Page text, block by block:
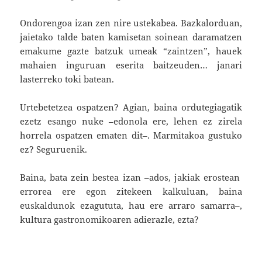
Ondorengoa izan zen nire ustekabea. Bazkalorduan,
jaietako talde baten kamisetan soinean daramatzen
emakume gazte batzuk umeak “zaintzen”, hauek
mahaien inguruan eserita baitzeuden… janari
lasterreko toki batean.
Urtebetetzea ospatzen? Agian, baina ordutegiagatik
ezetz esango nuke –edonola ere, lehen ez zirela
horrela ospatzen ematen dit–. Marmitakoa gustuko
ez? Seguruenik.
Baina, bata zein bestea izan –ados, jakiak erostean
errorea ere egon zitekeen kalkuluan, baina
euskaldunok ezagututa, hau ere arraro samarra–,
kultura gastronomikoaren adierazle, ezta?